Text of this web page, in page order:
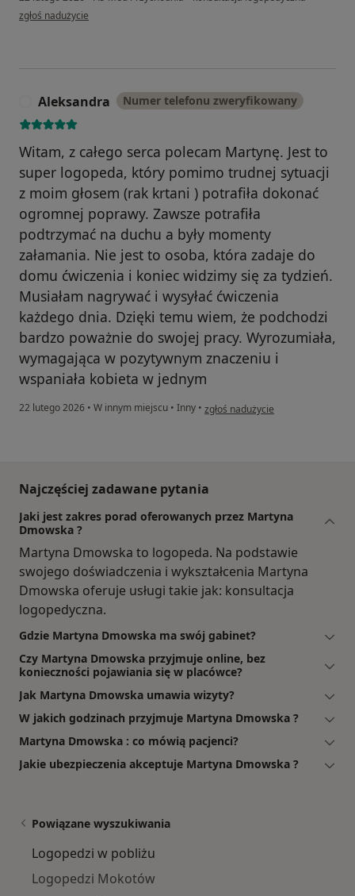
w opinii użytkownika Agnieszka Rymuza
zgłoś nadużycie
Aleksandra Numer telefonu zweryfikowany
Witam, z całego serca polecam Martynę. Jest to
super logopeda, który pomimo trudnej sytuacji
z moim głosem (rak krtani ) potrafiła dokonać
ogromnej poprawy. Zawsze potrafiła
podtrzymać na duchu a były momenty
załamania. Nie jest to osoba, która zadaje do
domu ćwiczenia i koniec widzimy się za tydzień.
Musiałam nagrywać i wysyłać ćwiczenia
każdego dnia. Dzięki temu wiem, że podchodzi
bardzo poważnie do swojej pracy. Wyrozumiała,
wymagająca w pozytywnym znaczeniu i
wspaniała kobieta w jednym
22 lutego 2026 • W innym miejscu • Inny • w opinii użytkownika Aleksandra
zgłoś nadużycie
Najczęściej zadawane pytania
Jaki jest zakres porad oferowanych przez Martyna
Dmowska ?
Martyna Dmowska to logopeda. Na podstawie
swojego doświadczenia i wykształcenia Martyna
Dmowska oferuje usługi takie jak: konsultacja
logopedyczna.
Gdzie Martyna Dmowska ma swój gabinet?
Czy Martyna Dmowska przyjmuje online, bez
konieczności pojawiania się w placówce?
Jak Martyna Dmowska umawia wizyty?
W jakich godzinach przyjmuje Martyna Dmowska ?
Martyna Dmowska : co mówią pacjenci?
Jakie ubezpieczenia akceptuje Martyna Dmowska ?
Powiązane wyszukiwania
Logopedzi w pobliżu
Logopedzi Mokotów